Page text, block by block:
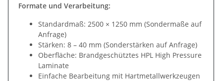
Formate und Verarbeitung:
Standardmaß: 2500 × 1250 mm (Sondermaße auf
Anfrage)
Stärken: 8 – 40 mm (Sonderstärken auf Anfrage)
Oberfläche: Brandgeschütztes HPL High Pressure
Laminate
Einfache Bearbeitung mit Hartmetallwerkzeugen